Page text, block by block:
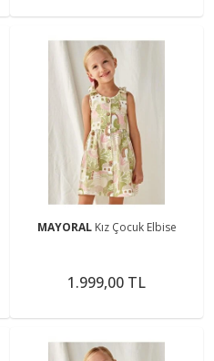
MAYORAL Kız Çocuk Elbise
1.999,00 TL